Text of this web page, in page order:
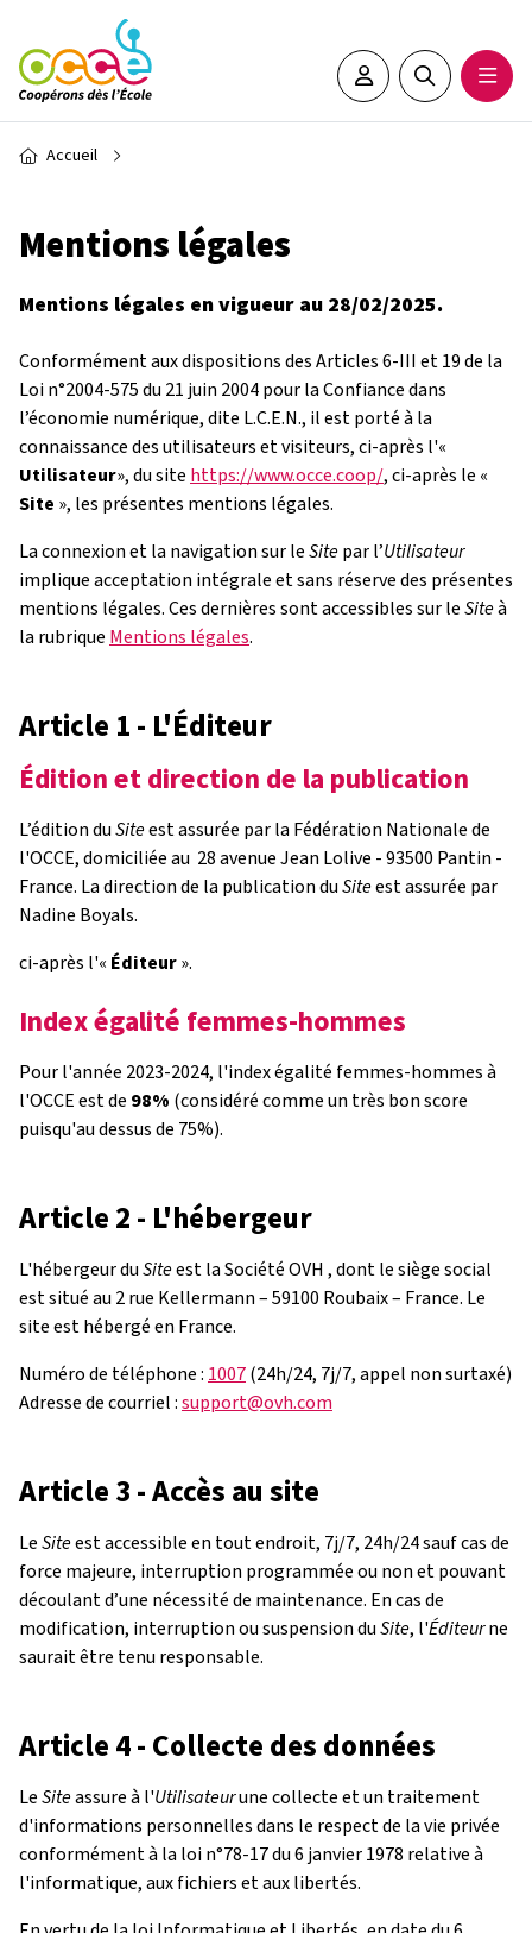
Aller au contenu principal
Espace adhérent•e
Rechercher
Fil d'Ariane
Accueil
Mentions légales
Mentions légales en vigueur au 28/02/2025.
Conformément aux dispositions des Articles 6-III et 19 de la
Loi n°2004-575 du 21 juin 2004 pour la Confiance dans
l’économie numérique, dite L.C.E.N., il est porté à la
connaissance des utilisateurs et visiteurs, ci-après l'«
Utilisateur», du site https://www.occe.coop/, ci-après le «
Site », les présentes mentions légales.
La connexion et la navigation sur leSitepar l’Utilisateur
implique acceptation intégrale et sans réserve des présentes
mentions légales. Ces dernières sont accessibles sur leSiteà
la rubrique Mentions légales.
Article 1 - L'Éditeur
Édition et direction de la publication
L’édition duSiteest assurée par la Fédération Nationale de
l'OCCE, domiciliée au 28 avenue Jean Lolive - 93500 Pantin -
France. La direction de la publication duSiteest assurée par
Nadine Boyals.
ci-après l'« Éditeur».
Index égalité femmes-hommes
Pour l'année 2023-2024, l'index égalité femmes-hommes à
l'OCCE est de 98% (considéré comme un très bon score
puisqu'au dessus de 75%).
Article 2 - L'hébergeur
L'hébergeur duSiteest la Société OVH , dont le siège social
est situé au 2 rue Kellermann – 59100 Roubaix – France. Le
site est hébergé en France.
Numéro de téléphone : 1007(24h/24, 7j/7, appel non surtaxé)
Adresse de courriel :support@ovh.com
Article 3 - Accès au site
LeSiteest accessible en tout endroit, 7j/7, 24h/24 sauf cas de
force majeure, interruption programmée ou non et pouvant
découlant d’une nécessité de maintenance. En cas de
modification, interruption ou suspension duSite, l'Éditeurne
saurait être tenu responsable.
Article 4 - Collecte des données
LeSiteassure à l'Utilisateurune collecte et un traitement
d'informations personnelles dans le respect de la vie privée
conformément à la loi n°78-17 du 6 janvier 1978 relative à
l'informatique, aux fichiers et aux libertés.